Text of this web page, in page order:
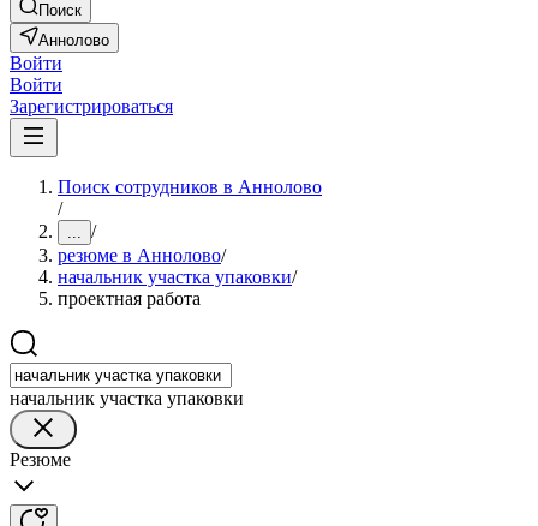
Поиск
Аннолово
Войти
Войти
Зарегистрироваться
Поиск сотрудников в Аннолово
/
... /
резюме в Аннолово/
начальник участка упаковки/
проектная работа
начальник участка упаковки
Резюме